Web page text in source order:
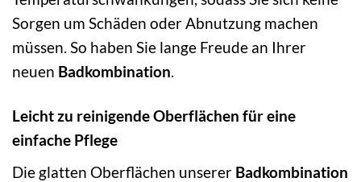
Sorgen um Schäden oder Abnutzung machen
müssen. So haben Sie lange Freude an Ihrer
neuen Badkombination.
Leicht zu reinigende Oberflächen für eine
einfache Pflege
Die glatten Oberflächen unserer Badkombination